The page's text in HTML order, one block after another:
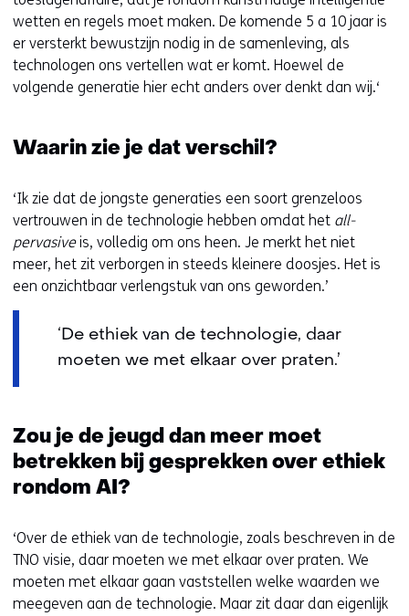
e
r
)
wetten en regels moet maken. De komende 5 a 10 jaar is
er versterkt bewustzijn nodig in de samenleving, als
technologen ons vertellen wat er komt. Hoewel de
volgende generatie hier echt anders over denkt dan wij.‘
Waarin zie je dat verschil?
‘Ik zie dat de jongste generaties een soort grenzeloos
vertrouwen in de technologie hebben omdat het all-
pervasiveis, volledig om ons heen. Je merkt het niet
meer, het zit verborgen in steeds kleinere doosjes. Het is
een onzichtbaar verlengstuk van ons geworden.’
‘De ethiek van de technologie, daar
moeten we met elkaar over praten.’
Zou je de jeugd dan meer moet
betrekken bij gesprekken over ethiek
rondom AI?
‘Over de ethiek van de technologie, zoals beschreven in de
TNO visie, daar moeten we met elkaar over praten. We
moeten met elkaar gaan vaststellen welke waarden we
meegeven aan de technologie. Maar zit daar dan eigenlijk